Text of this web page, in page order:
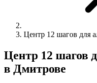
Центр 12 шагов для
Центр 12 шагов
в Дмитрове